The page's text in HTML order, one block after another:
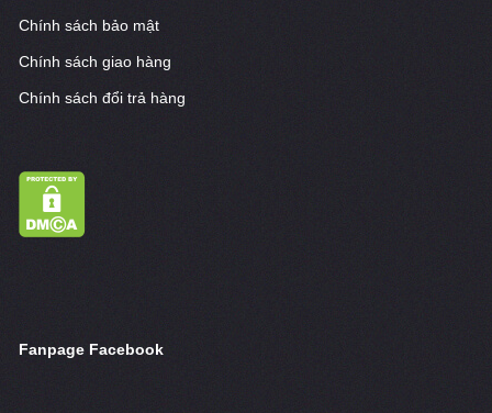
Chính sách bảo mật
Chính sách giao hàng
Chính sách đổi trả hàng
Fanpage Facebook